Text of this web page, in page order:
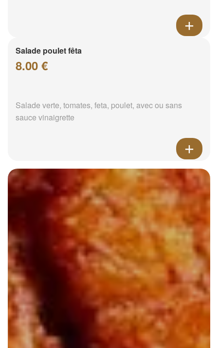
Salade poulet fêta
8.00 €
Salade verte, tomates, feta, poulet, avec ou sans
sauce vinaigrette